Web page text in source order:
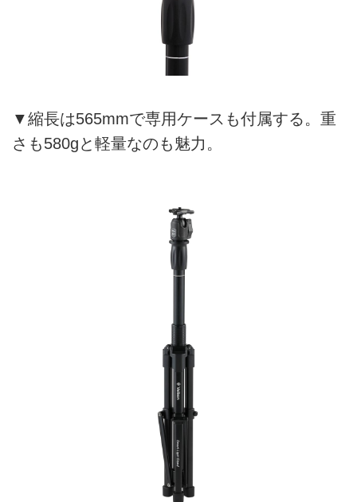
▼縮長は565mmで専用ケースも付属する。重
さも580gと軽量なのも魅力。